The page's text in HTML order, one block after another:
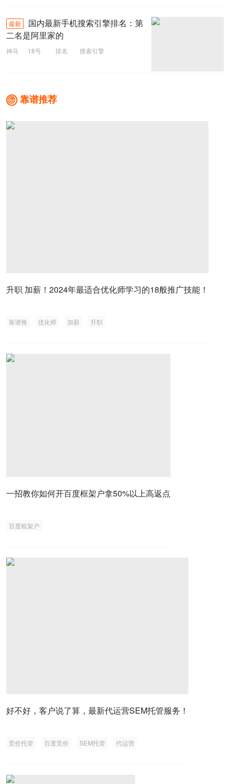
最新
国内最新手机搜索引擎排名：第
二名是阿里家的
神马 18号 排名 搜索引擎
 靠谱推荐
升职 加薪！2024年最适合优化师学习的18般推广技能！
靠谱推 优化师 加薪 升职
一招教你如何开百度框架户拿50%以上高返点
百度框架户
好不好，客户说了算，最新代运营SEM托管服务！
竞价托管 百度竞价 SEM托管 代运营